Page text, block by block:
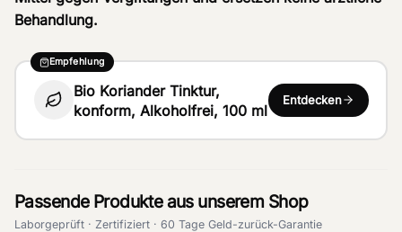
Behandlung.
Empfehlung
Bio Koriander Tinktur,
konform, Alkoholfrei, 100 ml
Entdecken
Passende Produkte aus unserem Shop
Laborgeprüft · Zertifiziert · 60 Tage Geld-zurück-Garantie